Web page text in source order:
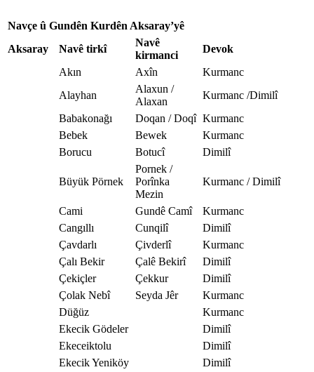
Navçe û Gundên Kurdên Aksaray’yê
Aksaray
Navê tirkî
Navê
kirmanci
Devok
Akın
Axîn
Kurmanc
Alayhan
Alaxun /
Alaxan
Kurmanc /Dimilî
Babakonağı
Doqan / Doqî Kurmanc
Bebek
Bewek
Kurmanc
Borucu
Botucî Dimilî
Büyük Pörnek
Pornek /
Porînka
Mezin
Kurmanc / Dimilî
Cami Gundê Camî
Kurmanc
Cangıllı
Cunqilî
Dimilî
Çavdarlı
Çivderlî
Kurmanc
Çalı Bekir
Çalê Bekirî
Dimilî
Çekiçler
Çekkur
Dimilî
Çolak Nebî
Seyda Jêr
Kurmanc
Düğüz
Kurmanc
Ekecik Gödeler
Dimilî
Ekeceiktolu
Dimilî
Ekecik Yeniköy
Dimilî